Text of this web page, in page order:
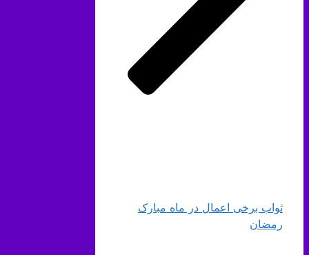
ثواب برخی اعمال در ماه مبارک
رمضان